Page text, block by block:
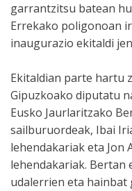
garrantzitsu batean
Errekako poligonoan
inaugurazio ekitaldi
Ekitaldian parte hartu
Gipuzkoako diputatu
Eusko Jaurlaritzako
sailburuordeak, Ibai
lehendakariak eta Jon
lehendakariak. Bertan
udalerrien eta hainbat